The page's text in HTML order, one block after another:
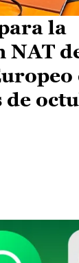
la
NAT
de